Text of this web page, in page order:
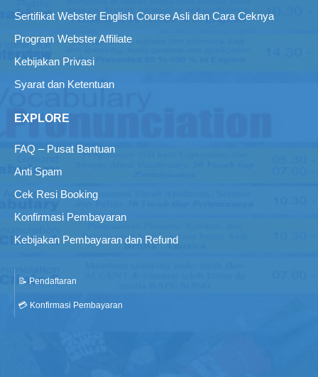
Sertifikat Webster English Course Asli dan Cara Ceknya
Program Webster Affiliate
Kebijakan Privasi
Syarat dan Ketentuan
EXPLORE
FAQ – Pusat Bantuan
Anti Spam
Cek Resi Booking
Konfirmasi Pembayaran
Kebijakan Pembayaran dan Refund
📝 Pendaftaran
💳 Konfirmasi Pembayaran